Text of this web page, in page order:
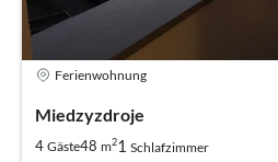
Ferienwohnung
Miedzyzdroje
4 Gäste48 m21 Schlafzimmer